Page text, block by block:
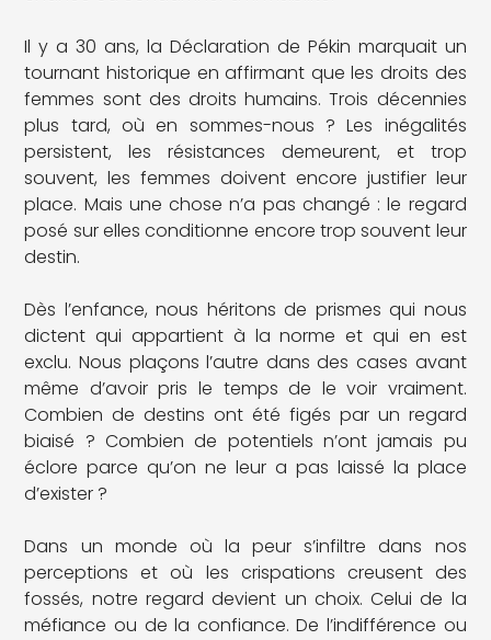
Il y a 30 ans, la Déclaration de Pékin marquait un
tournant historique en affirmant que les droits des
femmes sont des droits humains. Trois décennies
plus tard, où en sommes-nous ? Les inégalités
persistent, les résistances demeurent, et trop
souvent, les femmes doivent encore justifier leur
place. Mais une chose n’a pas changé : le regard
posé sur elles conditionne encore trop souvent leur
destin.
Dès l’enfance, nous héritons de prismes qui nous
dictent qui appartient à la norme et qui en est
exclu. Nous plaçons l’autre dans des cases avant
même d’avoir pris le temps de le voir vraiment.
Combien de destins ont été figés par un regard
biaisé ? Combien de potentiels n’ont jamais pu
éclore parce qu’on ne leur a pas laissé la place
d’exister ?
Dans un monde où la peur s’infiltre dans nos
perceptions et où les crispations creusent des
fossés, notre regard devient un choix. Celui de la
méfiance ou de la confiance. De l’indifférence ou